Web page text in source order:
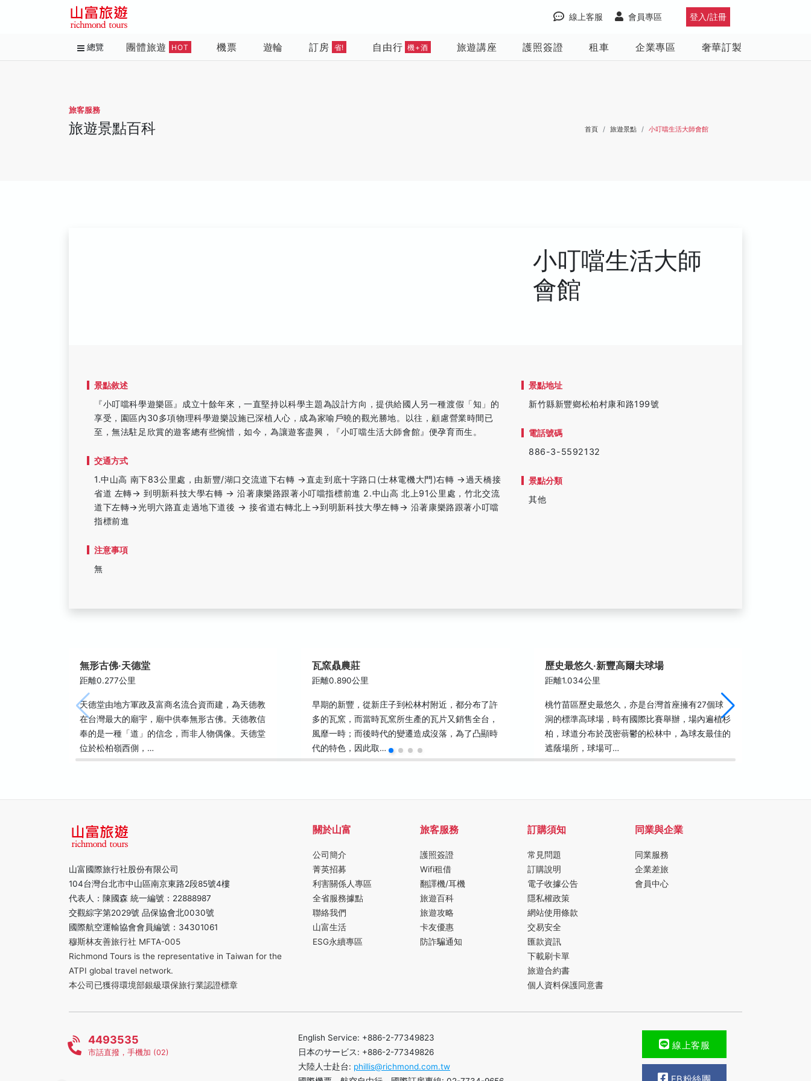
登入/註冊
會員專區
線上客服
總覽 團體旅遊 HOT 機票 遊輪 訂房 省! 自由行 機+酒 旅遊講座 護照簽證 租車 企業專區 奢華訂製
旅客服務
旅遊景點百科 首頁 旅遊景點 小叮噹生活大師會館
小叮噹生活大師
會館
景點敘述
『小叮噹科學遊樂區』成立十餘年來，一直堅持以科學主題為設計方向，提供給國人另一種渡假「知」的
享受，園區內30多項物理科學遊樂設施已深植人心，成為家喻戶曉的觀光勝地。以往，顧慮營業時間已
至，無法駐足欣賞的遊客總有些惋惜，如今，為讓遊客盡興，『小叮噹生活大師會館』便孕育而生。
交通方式
1.中山高 南下83公里處，由新豐/湖口交流道下右轉 →直走到底十字路口(士林電機大門)右轉 →過天橋接
省道 左轉→ 到明新科技大學右轉 → 沿著康樂路跟著小叮噹指標前進 2.中山高 北上91公里處，竹北交流
道下左轉→光明六路直走過地下道後 → 接省道右轉北上→到明新科技大學左轉→ 沿著康樂路跟著小叮噹
指標前進
注意事項
無
景點地址
新竹縣新豐鄉松柏村康和路199號
電話號碼
886-3-5592132
景點分類
其他
無形古佛‧天德堂
距離0.277公里
天德堂由地方軍政及富商名流合資而建，為天德教
在台灣最大的廟宇，廟中供奉無形古佛。天德教信
奉的是一種「道」的信念，而非人物偶像。天德堂
位於松柏嶺西側，…
瓦窯贔農莊
距離0.890公里
早期的新豐，從新庄子到松林村附近，都分布了許
多的瓦窯，而當時瓦窯所生產的瓦片又銷售全台，
風靡一時；而後時代的變遷造成沒落，為了凸顯時
代的特色，因此取…
歷史最悠久‧新豐高爾夫球場
距離1.034公里
桃竹苗區歷史最悠久，亦是台灣首座擁有27個球
洞的標準高球場，時有國際比賽舉辦，場內遍植杉
柏，球道分布於茂密蓊鬱的松林中，為球友最佳的
遮蔭場所，球場可…
山富國際旅行社股份有限公司
104台灣台北市中山區南京東路2段85號4樓
代表人：陳國森 統一編號：22888987
交觀綜字第2029號 品保協會北0030號
國際航空運輸協會會員編號：34301061
穆斯林友善旅行社 MFTA-005
Richmond Tours is the representative in Taiwan for the
ATPI global travel network.
本公司已獲得環境部銀級環保旅行業認證標章
關於山富
公司簡介
菁英招募
利害關係人專區
全省服務據點
聯絡我們
山富生活
ESG永續專區
旅客服務
護照簽證
Wifi租借
翻譯機/耳機
旅遊百科
旅遊攻略
卡友優惠
防詐騙通知
訂購須知
常見問題
訂購說明
電子收據公告
隱私權政策
網站使用條款
交易安全
匯款資訊
下載刷卡單
旅遊合約書
個人資料保護同意書
同業與企業
同業服務
企業差旅
會員中心
4493535
市話直撥，手機加 (02)
English Service: +886-2-77349823
日本のサービス: +886-2-77349826
大陸人士赴台: phillis@richmond.com.tw
線上客服